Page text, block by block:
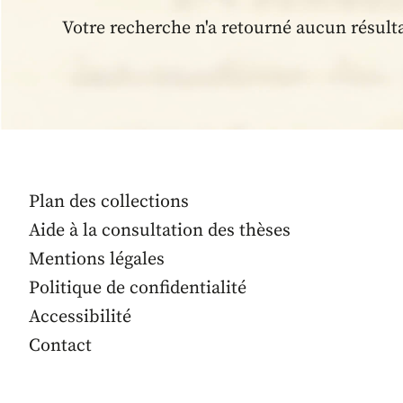
Votre recherche n'a retourné aucun
Plan des collections
Aide à la consultation des thèses
Mentions légales
Politique de confidentialité
Accessibilité
Contact